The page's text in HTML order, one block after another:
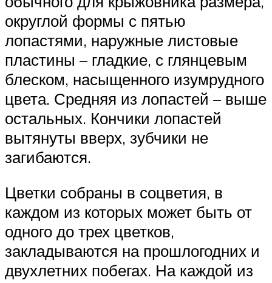
округлой формы с пятью
лопастями, наружные листовые
пластины – гладкие, с глянцевым
блеском, насыщенного изумрудного
цвета. Средняя из лопастей – выше
остальных. Кончики лопастей
вытянуты вверх, зубчики не
загибаются.
Цветки собраны в соцветия, в
каждом из которых может быть от
одного до трех цветков,
закладываются на прошлогодних и
двухлетних побегах. На каждой из